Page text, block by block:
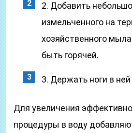
2. Добавить
измельченного на
хозяйственного
быть горячей.
3. Держать ноги в
Для увеличения
процедуры в воду